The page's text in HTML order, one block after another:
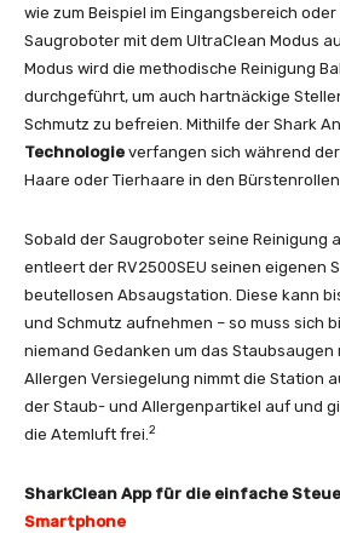
wie zum Beispiel im Eingangsbereich
Saugroboter mit dem UltraClean Modus
Modus wird die methodische Reinigung
durchgeführt, um auch hartnäckige
Schmutz zu befreien. Mithilfe der Shark
Technologie verfangen sich während
Haare oder Tierhaare in den
Sobald der Saugroboter seine Reinigung
entleert der RV2500SEU seinen eigenen
beutellosen Absaugstation. Diese kann
und Schmutz aufnehmen – so muss sich
niemand Gedanken um das Staubsaugen
Allergen Versiegelung nimmt die Station
der Staub- und Allergenpartikel auf und
die Atemluft frei.2
SharkClean App für die einfache
Smartphone